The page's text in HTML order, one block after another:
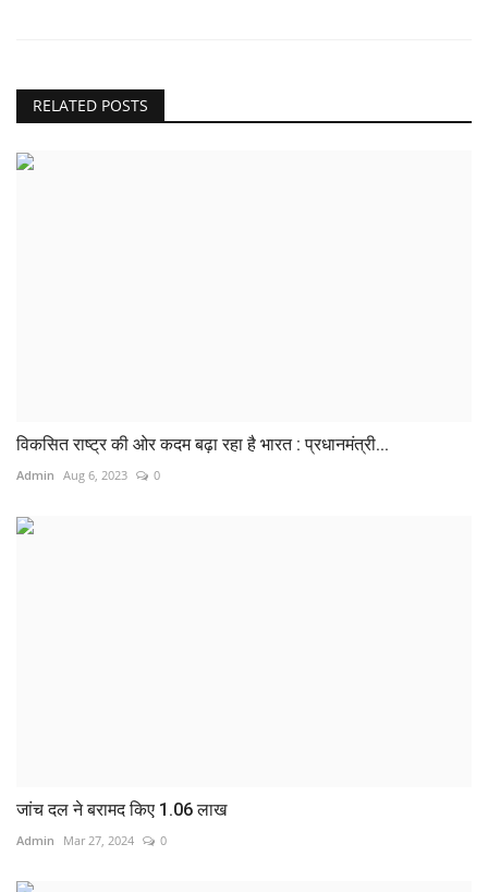
RELATED POSTS
विकसित राष्ट्र की ओर कदम बढ़ा रहा है भारत : प्रधानमंत्री...
Admin Aug 6, 2023 0
जांच दल ने बरामद किए 1.06 लाख
Admin Mar 27, 2024 0